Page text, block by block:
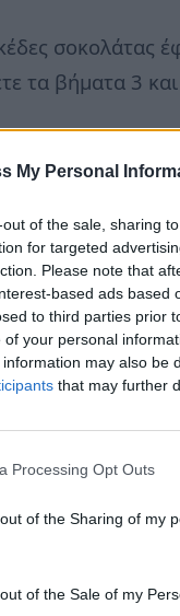
My Personal
of the sale, sharing
for targeted
Please note that
based ads based
to third parties prior
your personal
may also be
that may further
Processing Opt Outs
of the Sharing of my
of the Sale of my
σοκολάτας
τα βήματα 3